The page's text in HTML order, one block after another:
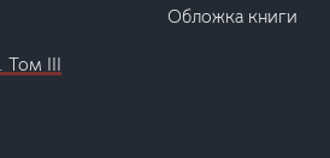
Том III